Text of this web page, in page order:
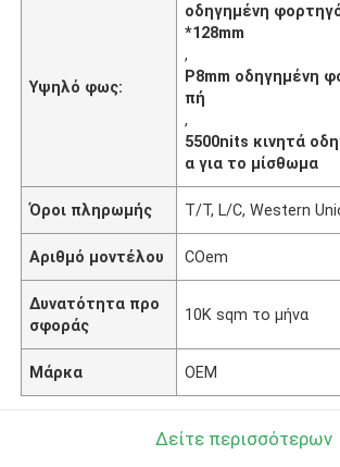
Υψηλό φως:
οδηγημένη
*128mm
,
P8mm οδηγημένη
πή
,
5500nits κινητά
α για το μίσθωμα
Όροι πληρωμής T/T, L/C, Western
Αριθμό μοντέλου COem
Δυνατότητα προ
σφοράς
10K sqm το μήνα
Μάρκα OEM
Δείτε περισσότερων